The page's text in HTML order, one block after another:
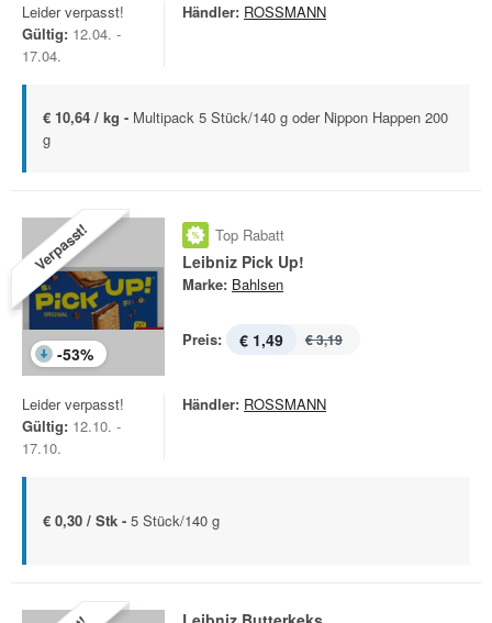
Leider verpasst!
Gültig: 12.04. -
17.04.
Händler: ROSSMANN
€ 10,64 / kg - Multipack 5 Stück/140 g oder Nippon Happen 200
g
Verpasst!
-53%
Top Rabatt
Leibniz Pick Up!
Marke: Bahlsen
Preis: € 1,49 € 3,19
Leider verpasst!
Gültig: 12.10. -
17.10.
Händler: ROSSMANN
€ 0,30 / Stk - 5 Stück/140 g